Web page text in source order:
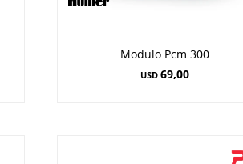
Modulo Pcm 300
USD 69,00